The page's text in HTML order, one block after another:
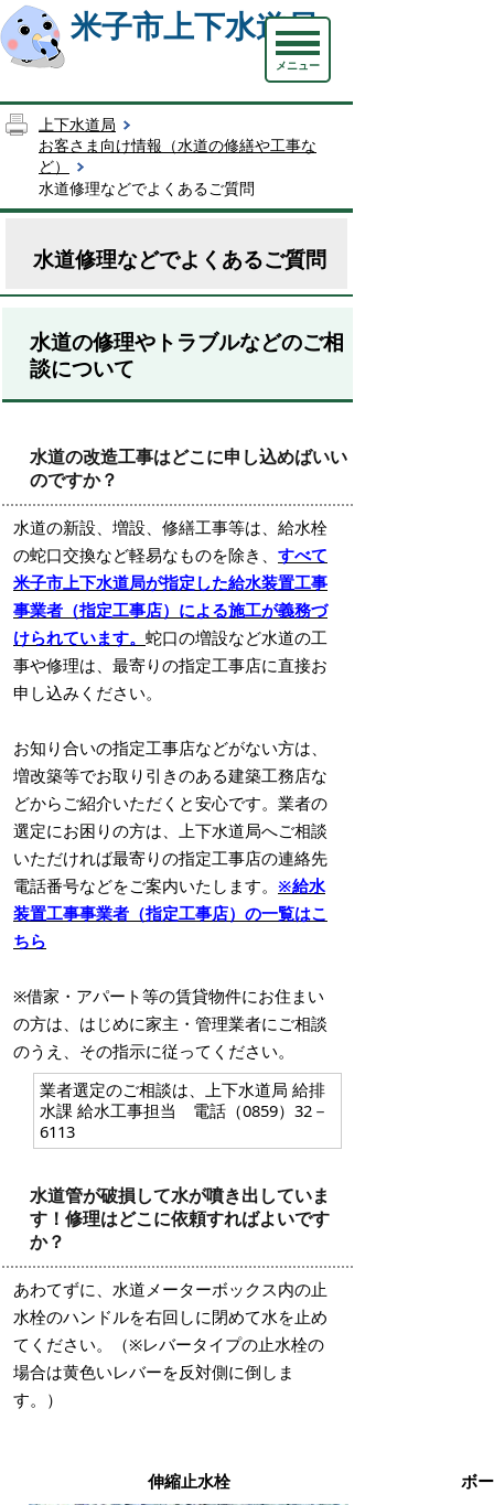
米子市上下水道局
メニュー
上下水道局
お客さま向け情報（水道の修繕や工事な
ど）
水道修理などでよくあるご質問
水道修理などでよくあるご質問
水道の修理やトラブルなどのご相
談について
水道の改造工事はどこに申し込めばいい
のですか？
水道の新設、増設、修繕工事等は、給水栓
の蛇口交換など軽易なものを除き、 すべて
米子市上下水道局が指定した給水装置工事
事業者（指定工事店）による施工が義務づ
けられています。 蛇口の増設など水道の工
事や修理は、最寄りの指定工事店に直接お
申し込みください。
お知り合いの指定工事店などがない方は、
増改築等でお取り引きのある建築工務店な
どからご紹介いただくと安心です。業者の
選定にお困りの方は、上下水道局へご相談
いただければ最寄りの指定工事店の連絡先
電話番号などをご案内いたします。 ※給水
装置工事事業者（指定工事店）の一覧はこ
ちら
※借家・アパート等の賃貸物件にお住まい
の方は、はじめに家主・管理業者にご相談
のうえ、その指示に従ってください。
業者選定のご相談は、上下水道局 給排
水課 給水工事担当 電話（0859）32－
6113
水道管が破損して水が噴き出していま
す！修理はどこに依頼すればよいです
か？
あわてずに、水道メーターボックス内の止
水栓のハンドルを右回しに閉めて水を止め
てください。（※レバータイプの止水栓の
場合は黄色いレバーを反対側に倒しま
す。）
伸縮止水栓 ボ